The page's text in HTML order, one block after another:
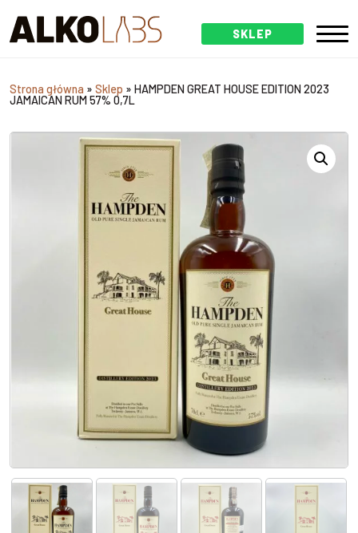
SKLEP
Strona główna » Sklep » HAMPDEN GREAT HOUSE EDITION 2023
JAMAICAN RUM 57% 0,7L